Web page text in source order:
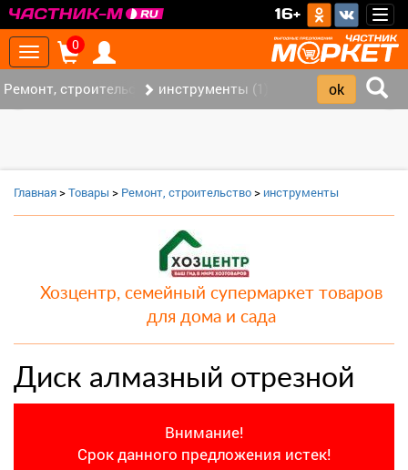
16+
Toggle
navigation
0
Ремонт, строительство (7)инструменты (1)
Главная>Товары > Ремонт, строительство> инструменты
Хозцентр, семейный супермаркет товаров
для дома и сада
Диск алмазный отрезной
Внимание!
Срок данного предложения истек!
‹ ›